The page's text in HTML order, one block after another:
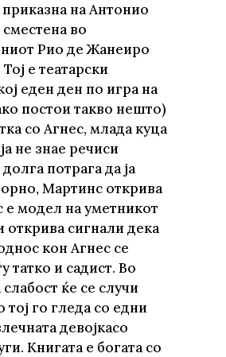
на Антонио
во
Рио де Жанеиро
е театарски
еден ден по игра на
постои такво нешто)
со Агнес, млада куца
не знае речиси
потрага да ја
Мартинс открива
е модел на уметникот
открива сигнали дека
кон Агнес се
татко и садист. Во
ќе се случи
го гледа со едни
девојкасо
Книгата е богата со